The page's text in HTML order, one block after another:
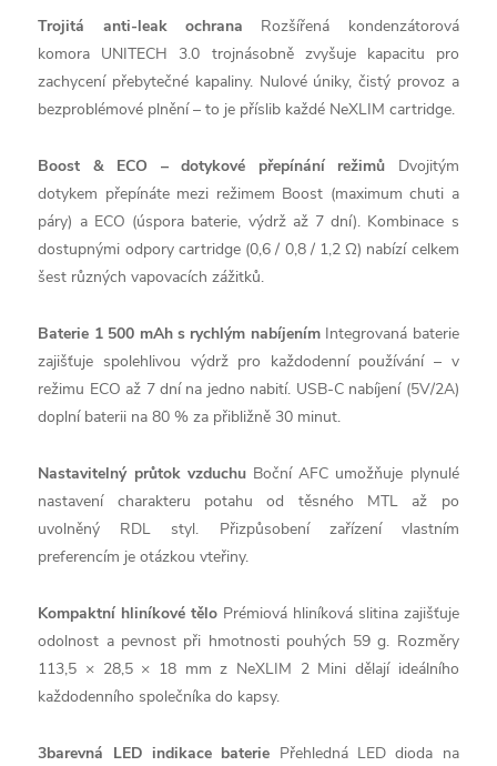
Trojitá anti-leak ochrana Rozšířená kondenzátorová
komora UNITECH 3.0 trojnásobně zvyšuje kapacitu pro
zachycení přebytečné kapaliny. Nulové úniky, čistý provoz a
bezproblémové plnění – to je příslib každé NeXLIM cartridge.
Boost & ECO – dotykové přepínání režimů Dvojitým
dotykem přepínáte mezi režimem Boost (maximum chuti a
páry) a ECO (úspora baterie, výdrž až 7 dní). Kombinace s
dostupnými odpory cartridge (0,6 / 0,8 / 1,2 Ω) nabízí celkem
šest různých vapovacích zážitků.
Baterie 1 500 mAh s rychlým nabíjenímIntegrovaná baterie
zajišťuje spolehlivou výdrž pro každodenní používání – v
režimu ECO až 7 dní na jedno nabití. USB-C nabíjení (5V/2A)
doplní baterii na 80 % za přibližně 30 minut.
Nastavitelný průtok vzduchuBoční AFC umožňuje plynulé
nastavení charakteru potahu od těsného MTL až po
uvolněný RDL styl. Přizpůsobení zařízení vlastním
preferencím je otázkou vteřiny.
Kompaktní hliníkové tělo Prémiová hliníková slitina zajišťuje
odolnost a pevnost při hmotnosti pouhých 59 g. Rozměry
113,5 × 28,5 × 18 mm z NeXLIM 2 Mini dělají ideálního
každodenního společníka do kapsy.
3barevná LED indikace baterie Přehledná LED dioda na